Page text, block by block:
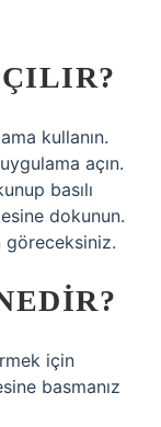
kullanın.
açın.
basılı
dokunun.
göreceksiniz.
için
basmanız